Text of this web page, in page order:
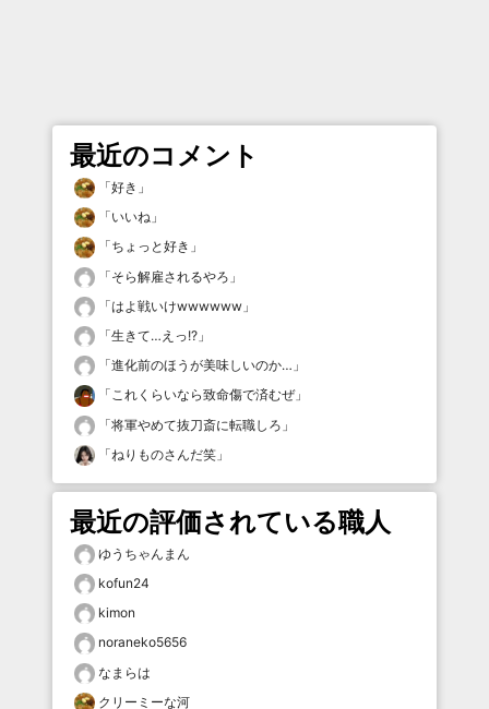
最近のコメント
「好き 」
「いいね 」
「ちょっと好き 」
「そら解雇されるやろ 」
「はよ戦いけwwwwww 」
「生きて…えっ!? 」
「進化前のほうが美味しいのか… 」
「これくらいなら致命傷で済むぜ」
「将軍やめて抜刀斎に転職しろ 」
「ねりものさんだ笑 」
最近の評価されている職人
ゆうちゃんまん
kofun24
kimon
noraneko5656
なまらは
クリーミーな河